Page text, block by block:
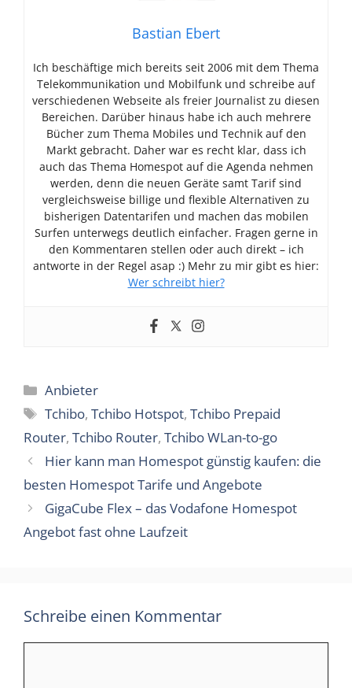
Bastian Ebert
Ich beschäftige mich bereits seit 2006 mit dem Thema
Telekommunikation und Mobilfunk und schreibe auf
verschiedenen Webseite als freier Journalist zu diesen
Bereichen. Darüber hinaus habe ich auch mehrere
Bücher zum Thema Mobiles und Technik auf den
Markt gebracht. Daher war es recht klar, dass ich
auch das Thema Homespot auf die Agenda nehmen
werden, denn die neuen Geräte samt Tarif sind
vergleichsweise billige und flexible Alternativen zu
bisherigen Datentarifen und machen das mobilen
Surfen unterwegs deutlich einfacher. Fragen gerne in
den Kommentaren stellen oder auch direkt – ich
antworte in der Regel asap :) Mehr zu mir gibt es hier:
Wer schreibt hier?
Kategorien
Anbieter
Schlagwörter
Tchibo,Tchibo Hotspot,Tchibo Prepaid
Router, Tchibo Router, Tchibo WLan-to-go
Hier kann man Homespot günstig kaufen: die
besten Homespot Tarife und Angebote
GigaCube Flex – das Vodafone Homespot
Angebot fast ohne Laufzeit
Schreibe einen Kommentar